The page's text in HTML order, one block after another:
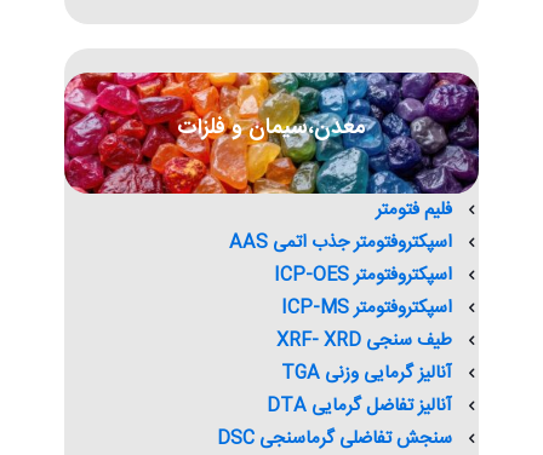
معدن،سیمان و فلزات
فلیم فتومتر
اسپکتروفتومتر جذب اتمی AAS
اسپکتروفتومتر ICP-OES
اسپکتروفتومتر ICP-MS
طیف سنجی XRF- XRD
آنالیز گرمایی وزنی TGA
آنالیز تفاضل گرمایی DTA
سنجش تفاضلی گرماسنجی DSC